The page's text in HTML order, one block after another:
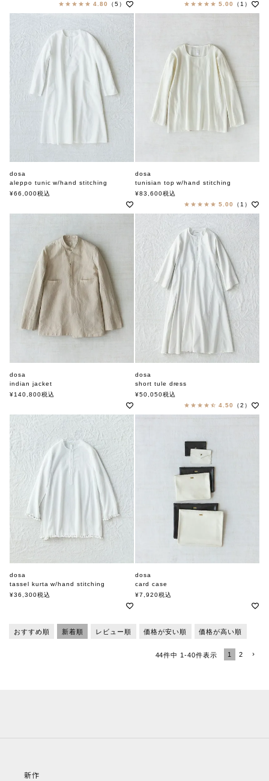
4.80
（5）
5.00
（1）
dosa
aleppo tunic w/hand stitching
ドーサ
¥66,000税込
dosa
tunisian top w/hand stitching
ドーサ
¥83,600税込
5.00
（1）
dosa
indian jacket
ドーサ
¥140,800税込
dosa
short tule dress
ドーサ
¥50,050税込
4.50
（2）
dosa
tassel kurta w/hand stitching
ドーサ
¥36,300税込
dosa
card case
ドーサ
¥7,920税込
おすすめ順 新着順 レビュー順 価格が安い順 価格が高い順
44件中 1-40件表示 1 2
新作